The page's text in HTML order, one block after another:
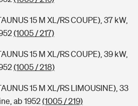
15 M XL/RS COUPE), 37 kW,
(1005 / 217)
15 M XL/RS COUPE), 39 kW,
(1005 / 218)
15 M XL/RS LIMOUSINE), 33
ab 1952(1005 / 219)